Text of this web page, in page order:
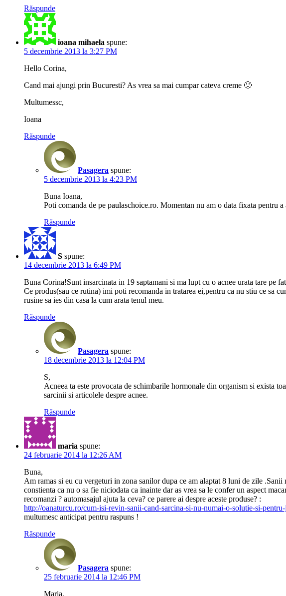
Răspunde
ioana mihaela spune:
5 decembrie 2013 la 3:27 PM
Hello Corina,
Cand mai ajungi prin Bucuresti? As vrea sa mai cumpar cateva creme 🙂
Multumessc,
Ioana
Răspunde
Pasagera spune:
5 decembrie 2013 la 4:23 PM
Buna Ioana,
Poti comanda de pe paulaschoice.ro. Momentan nu am o data fixata pentru
Răspunde
S spune:
14 decembrie 2013 la 6:49 PM
Buna Corina!Sunt insarcinata in 19 saptamani si ma lupt cu o acnee urata tare pe
Ce produs(sau ce rutina) imi poti recomanda in tratarea ei,pentru ca nu stiu ce sa
rusine sa ies din casa la cum arata tenul meu.
Răspunde
Pasagera spune:
18 decembrie 2013 la 12:04 PM
S,
Acneea ta este provocata de schimbarile hormonale din organism si exista
sarcinii si articolele despre acnee.
Răspunde
maria spune:
24 februarie 2014 la 12:26 AM
Buna,
Am ramas si eu cu vergeturi in zona sanilor dupa ce am alaptat 8 luni de zile
constienta ca nu o sa fie niciodata ca inainte dar as vrea sa le confer un aspect
recomanzi ? automasajul ajuta la ceva? ce parere ai despre aceste produse? :
http://oanaturcu.ro/cum-isi-revin-sanii-cand-sarcina-si-nu-numai-o-solutie-si-
multumesc anticipat pentru raspuns !
Răspunde
Pasagera spune:
25 februarie 2014 la 12:46 PM
Maria,